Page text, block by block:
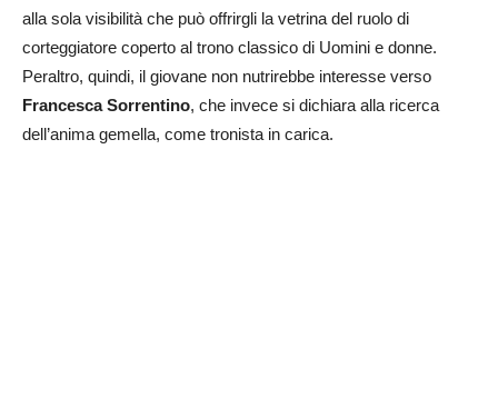
alla sola visibilità che può offrirgli la vetrina del ruolo di
corteggiatore coperto al trono classico di Uomini e donne.
Peraltro, quindi, il giovane non nutrirebbe interesse verso
Francesca Sorrentino, che invece si dichiara alla ricerca
dell’anima gemella, come tronista in carica.